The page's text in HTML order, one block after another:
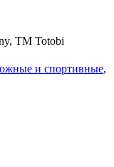
TM Totobi
и спортивные,